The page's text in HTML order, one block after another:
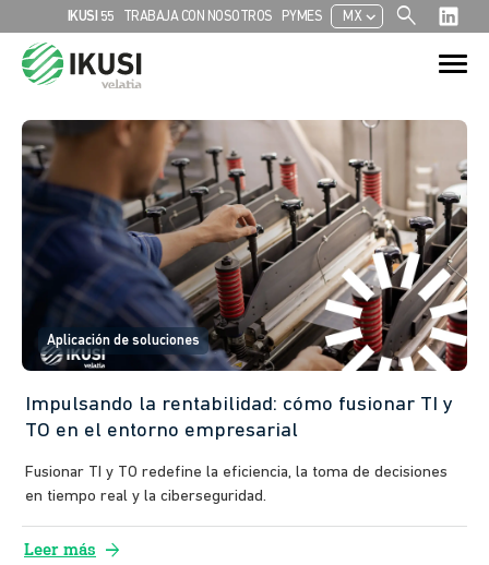
IKUSI 55 TRABAJA CON NOSOTROS PYMES MXchevron_left search
Search
for:
Search Button
Aplicación de soluciones
Impulsando la rentabilidad: cómo fusionar TI y
TO en el entorno empresarial
Fusionar TI y TO redefine la eficiencia, la toma de decisiones
en tiempo real y la ciberseguridad.
Leer más arrow_forward